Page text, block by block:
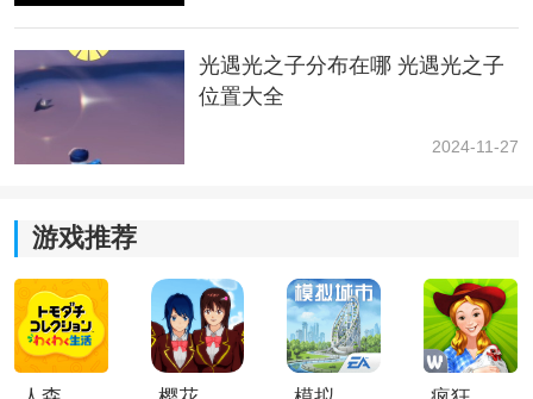
光遇光之子分布在哪 光遇光之子
位置大全
2024-11-27
游戏推荐